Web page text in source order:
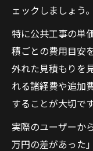
ェックしましょう。
特に公共工事の単
積ごとの費用目安
外れた見積もりを
れる諸経費や追加
することが大切です
実際のユーザーか
万円の差があった